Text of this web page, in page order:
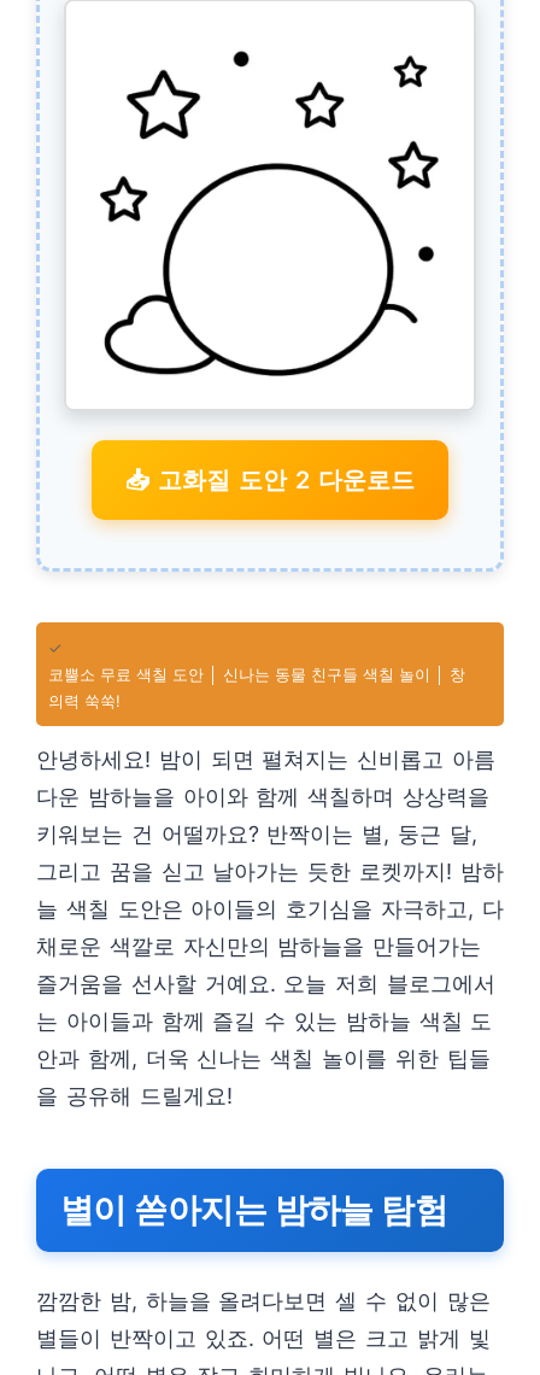
📥 고화질 도안 2 다운로드
✓
코뿔소 무료 색칠 도안 │ 신나는 동물 친구들 색칠 놀이 │ 창
의력 쑥쑥!
안녕하세요! 밤이 되면 펼쳐지는 신비롭고 아름
다운 밤하늘을 아이와 함께 색칠하며 상상력을
키워보는 건 어떨까요? 반짝이는 별, 둥근 달,
그리고 꿈을 싣고 날아가는 듯한 로켓까지! 밤하
늘 색칠 도안은 아이들의 호기심을 자극하고, 다
채로운 색깔로 자신만의 밤하늘을 만들어가는
즐거움을 선사할 거예요. 오늘 저희 블로그에서
는 아이들과 함께 즐길 수 있는 밤하늘 색칠 도
안과 함께, 더욱 신나는 색칠 놀이를 위한 팁들
을 공유해 드릴게요!
별이 쏟아지는 밤하늘 탐험
깜깜한 밤, 하늘을 올려다보면 셀 수 없이 많은
별들이 반짝이고 있죠. 어떤 별은 크고 밝게 빛